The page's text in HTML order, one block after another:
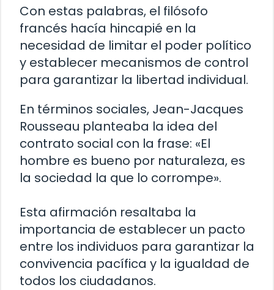
Con estas palabras, el filósofo
francés hacía hincapié en la
necesidad de limitar el poder político
y establecer mecanismos de control
para garantizar la libertad individual.
En términos sociales, Jean-Jacques
Rousseau planteaba la idea del
contrato social con la frase: «El
hombre es bueno por naturaleza, es
la sociedad la que lo corrompe».
Esta afirmación resaltaba la
importancia de establecer un pacto
entre los individuos para garantizar la
convivencia pacífica y la igualdad de
todos los ciudadanos.